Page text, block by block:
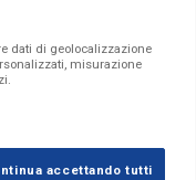
dati di geolocalizzazione
misurazione
accettando tutti